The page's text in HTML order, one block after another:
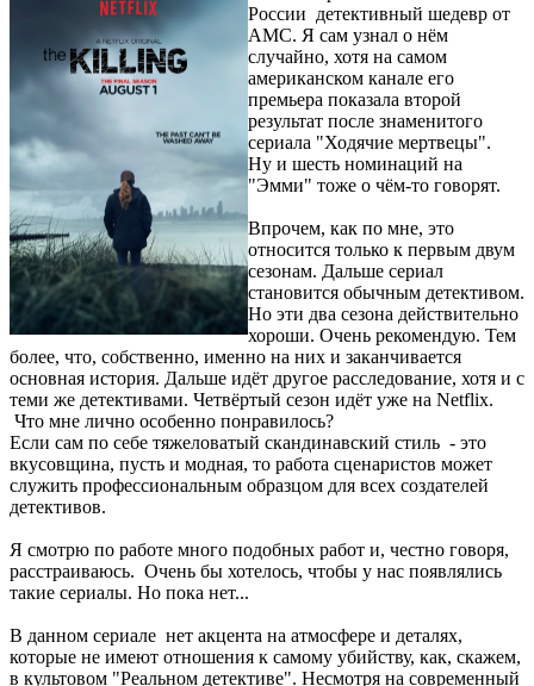
России детективный шедевр от
AMC. Я сам узнал о нём
случайно, хотя на самом
американском канале его
премьера показала второй
результат после знаменитого
сериала "Ходячие мертвецы".
Ну и шесть номинаций на
"Эмми" тоже о чём-то говорят.
Впрочем, как по мне, это
относится только к первым двум
сезонам. Дальше сериал
становится обычным детективом.
Но эти два сезона действительно
хороши. Очень рекомендую. Тем
более, что, собственно, именно на них и заканчивается
основная история. Дальше идёт другое расследование, хотя и с
теми же детективами. Четвёртый сезон идёт уже на Netflix.
Что мне лично особенно понравилось?
Если сам по себе тяжеловатый скандинавский стиль - это
вкусовщина, пусть и модная, то работа сценаристов может
служить профессиональным образцом для всех создателей
детективов.
Я смотрю по работе много подобных работ и, честно говоря,
расстраиваюсь. Очень бы хотелось, чтобы у нас появлялись
такие сериалы. Но пока нет...
В данном сериале нет акцента на атмосфере и деталях,
которые не имеют отношения к самому убийству, как, скажем,
в культовом "Реальном детективе". Несмотря на современный